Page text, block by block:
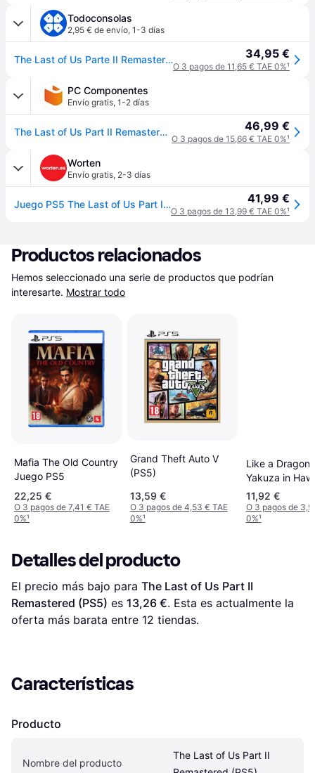
Todoconsolas
2,95 € de envío, 1-3 días
The Last of Us Parte II Remastered PS5 (SP) 34,95 €
O 3 pagos de 11,65 € TAE 0%¹
PC Componentes
Envío gratis, 1-2 días
The Last of Us Part II Remastered PS5 46,99 €
O 3 pagos de 15,66 € TAE 0%¹
Worten
Envío gratis, 2-3 días
Juego PS5 The Last of Us Part II Remastered 41,99 €
O 3 pagos de 13,99 € TAE 0%¹
Productos relacionados
Hemos seleccionado una serie de productos que podrían
interesarte. Mostrar todo
Mafia The Old Country
Juego PS5
22,25 €
O 3 pagos de 7,41 € TAE
0%¹
Grand Theft Auto V
(PS5)
13,59 €
O 3 pagos de 4,53 € TAE
0%¹
Like a Dragon
Yakuza in
(PS5)
11,92 €
O 3 pagos de
0%¹
Detalles del producto
El precio más bajo para The Last of Us Part II
Remastered (PS5) es 13,26 €. Esta es actualmente la
oferta más barata entre 12 tiendas.
Características
Producto
Nombre del producto
The Last of Us Part II